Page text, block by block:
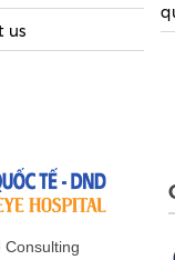
us
Consulting